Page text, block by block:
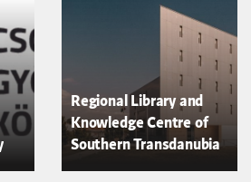
Regional Library and
Knowledge Centre of
Southern Transdanubia